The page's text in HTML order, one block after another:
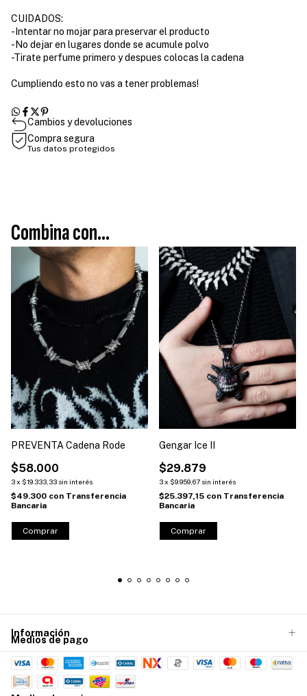
CUIDADOS:
-Intentar no mojar para preservar el producto
-No dejar en lugares donde se acumule polvo
-Tirate perfume primero y despues colocas la cadena
Cumpliendo esto no vas a tener problemas!
Cambios y devoluciones
Compra segura
Tus datos protegidos
Combina con...
PREVENTA Cadena Rode
$58.000
3x $19.333,33 sin interés
$49.300 con Transferencia
Bancaria
Gengar Ice II
$29.879
3x $9.959,67 sin interés
$25.397,15 con Transferencia
Bancaria
Comprar
Información
Medios de pago